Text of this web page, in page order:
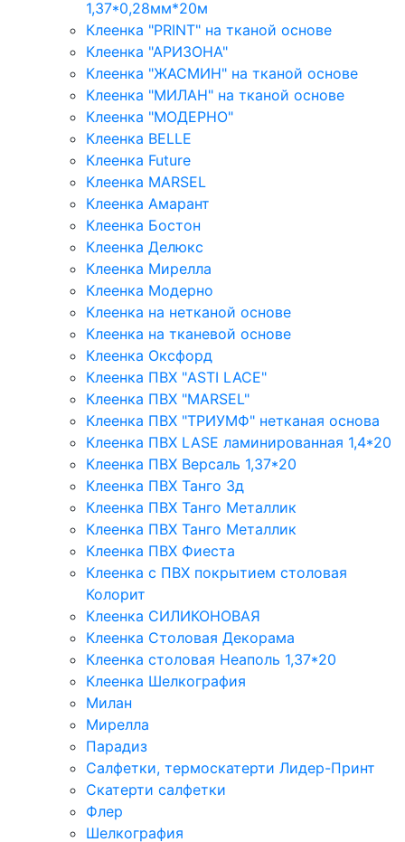
1,37*0,28мм*20м
Клеенка "PRINT" на тканой основе
Клеенка "АРИЗОНА"
Клеенка "ЖАСМИН" на тканой основе
Клеенка "МИЛАН" на тканой основе
Клеенка "МОДЕРНО"
Клеенка BELLE
Клеенка Future
Клеенка MARSEL
Клеенка Амарант
Клеенка Бостон
Клеенка Делюкс
Клеенка Мирелла
Клеенка Модерно
Клеенка на нетканой основе
Клеенка на тканевой основе
Клеенка Оксфорд
Клеенка ПВХ "ASTI LACE"
Клеенка ПВХ "MARSEL"
Клеенка ПВХ "ТРИУМФ" нетканая основа
Клеенка ПВХ LASE ламинированная 1,4*20
Клеенка ПВХ Версаль 1,37*20
Клеенка ПВХ Танго 3д
Клеенка ПВХ Танго Металлик
Клеенка ПВХ Танго Металлик
Клеенка ПВХ Фиеста
Клеенка с ПВХ покрытием столовая
Колорит
Клеенка СИЛИКОНОВАЯ
Клеенка Столовая Декорама
Клеенка столовая Неаполь 1,37*20
Клеенка Шелкография
Милан
Мирелла
Парадиз
Салфетки, термоскатерти Лидер-Принт
Скатерти салфетки
Флер
Шелкография